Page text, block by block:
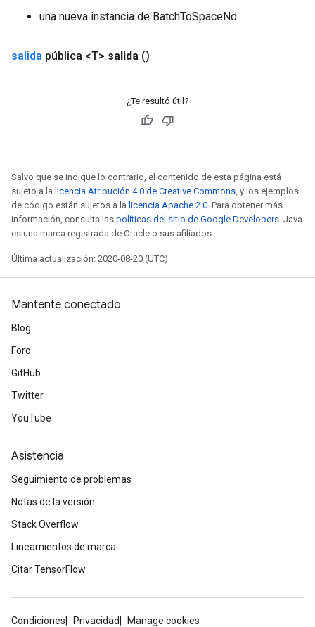
una nueva instancia de BatchToSpaceNd
salida pública <T> salida ()
¿Te resultó útil?
Salvo que se indique lo contrario, el contenido de esta página está
sujeto a la licencia Atribución 4.0 de Creative Commons, y los ejemplos
de código están sujetos a la licencia Apache 2.0. Para obtener más
información, consulta las políticas del sitio de Google Developers. Java
es una marca registrada de Oracle o sus afiliados.
Última actualización: 2020-08-20 (UTC)
Mantente conectado
Blog
Foro
GitHub
Twitter
YouTube
Asistencia
Seguimiento de problemas
Notas de la versión
Stack Overflow
Lineamientos de marca
Citar TensorFlow
Condiciones Privacidad
Manage cookies